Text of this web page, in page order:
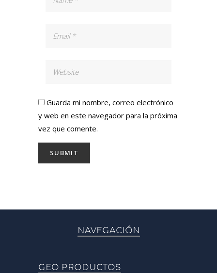
Guarda mi nombre, correo electrónico
y web en este navegador para la próxima
vez que comente.
NAVEGACIÓN
GEO PRODUCTOS